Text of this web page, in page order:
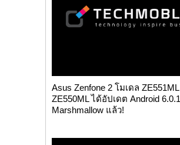
Asus Zenfone 2 โมเดล
ZE550ML ได้อัปเดต Android 6.0.1
Marshmallow แล้ว!